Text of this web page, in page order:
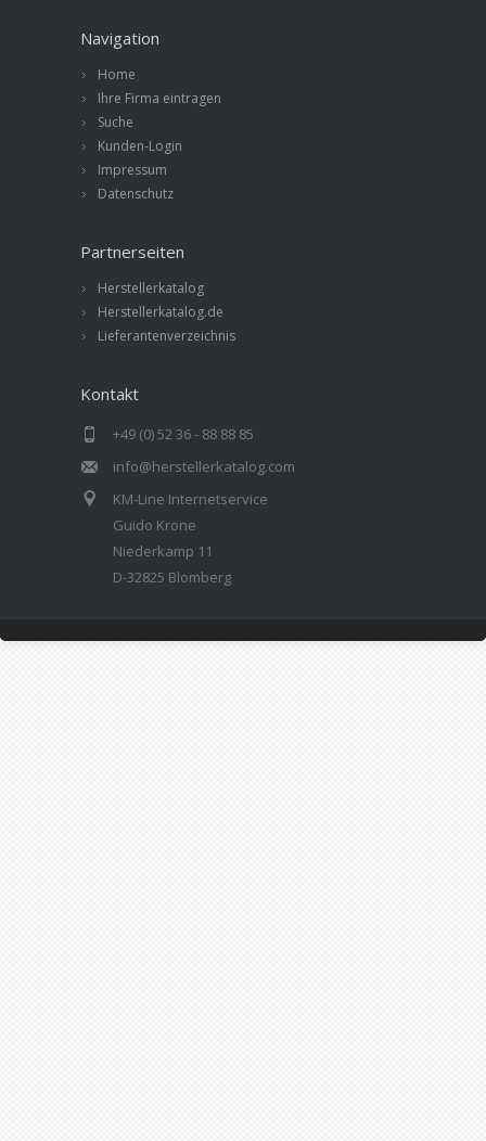
Navigation
Home
Ihre Firma eintragen
Suche
Kunden-Login
Impressum
Datenschutz
Partnerseiten
Herstellerkatalog
Herstellerkatalog.de
Lieferantenverzeichnis
Kontakt
+49 (0) 52 36 - 88 88 85
info@herstellerkatalog.com
KM-Line Internetservice
Guido Krone
Niederkamp 11
D-32825 Blomberg